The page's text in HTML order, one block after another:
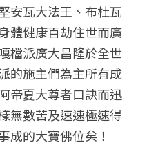
安瓦大法王、布杜瓦
體健康百劫住世而廣
檔派廣大昌隆於全世
的施主們為主所有成
帝夏大尊者口訣而迅
無數苦及速速極速得
成的大寶佛位矣！